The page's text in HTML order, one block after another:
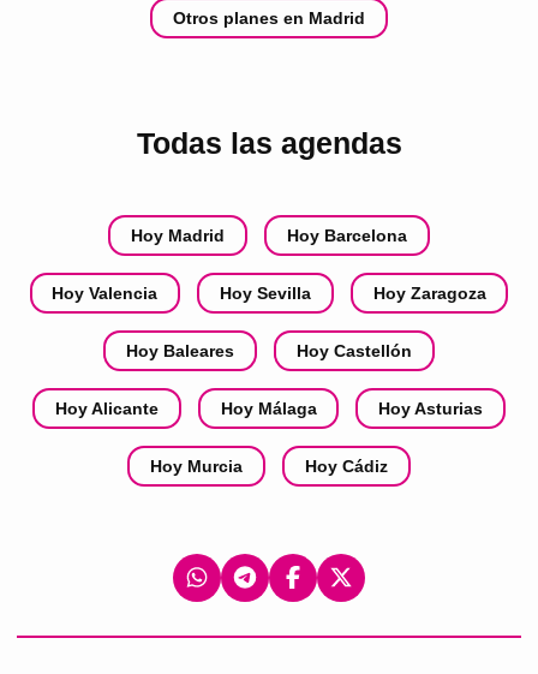
Otros planes en Madrid
Todas las agendas
Hoy Madrid Hoy Barcelona
Hoy Valencia Hoy Sevilla Hoy Zaragoza
Hoy Baleares Hoy Castellón
Hoy Alicante Hoy Málaga Hoy Asturias
Hoy Murcia Hoy Cádiz